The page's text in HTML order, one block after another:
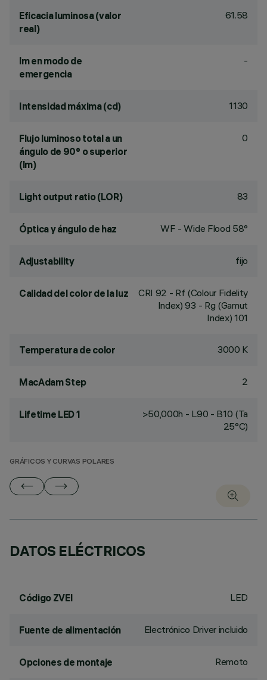
Eficacia luminosa (valor
real)
61.58
lm en modo de
emergencia
-
Intensidad máxima (cd) 1130
Flujo luminoso total a un
ángulo de 90° o superior
(lm)
0
Light output ratio (LOR) 83
Óptica y ángulo de haz WF - Wide Flood 58°
Adjustability fijo
Calidad del color de la luz CRI 92 - Rf (Colour Fidelity
Index) 93 - Rg (Gamut
Index) 101
Temperatura de color 3000 K
MacAdam Step 2
Lifetime LED 1
>50,000h - L90 - B10 (Ta
25°C)
GRÁFICOS Y CURVAS POLARES
DATOS ELÉCTRICOS
Código ZVEI LED
Fuente de alimentación Electrónico Driver incluido
Opciones de montaje Remoto